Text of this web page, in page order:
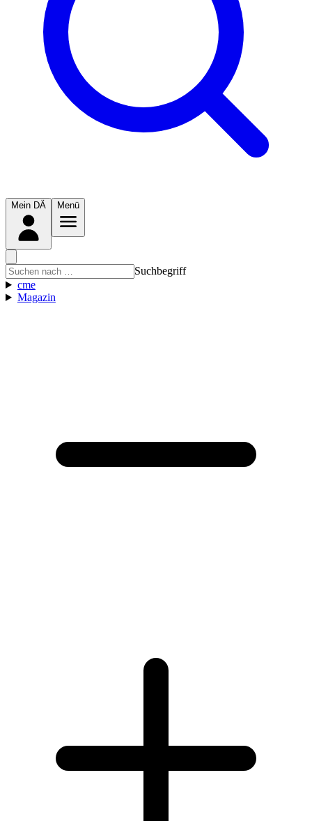
Mein DÄ Menü
Suchbegriff
cme
Magazin